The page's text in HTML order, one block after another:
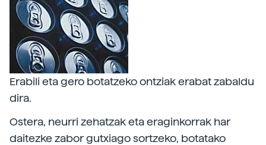
Erabili eta gero botatzeko ontziak erabat zabaldu
dira.
Ostera, neurri zehatzak eta eraginkorrak har
daitezke zabor gutxiago sortzeko, botatako